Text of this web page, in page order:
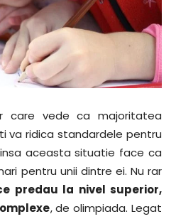
care vede ca majoritatea
va ridica standardele pentru
aceasta situatie face ca
pentru unii dintre ei. Nu rar
predau la nivel superior,
, de olimpiada. Legat